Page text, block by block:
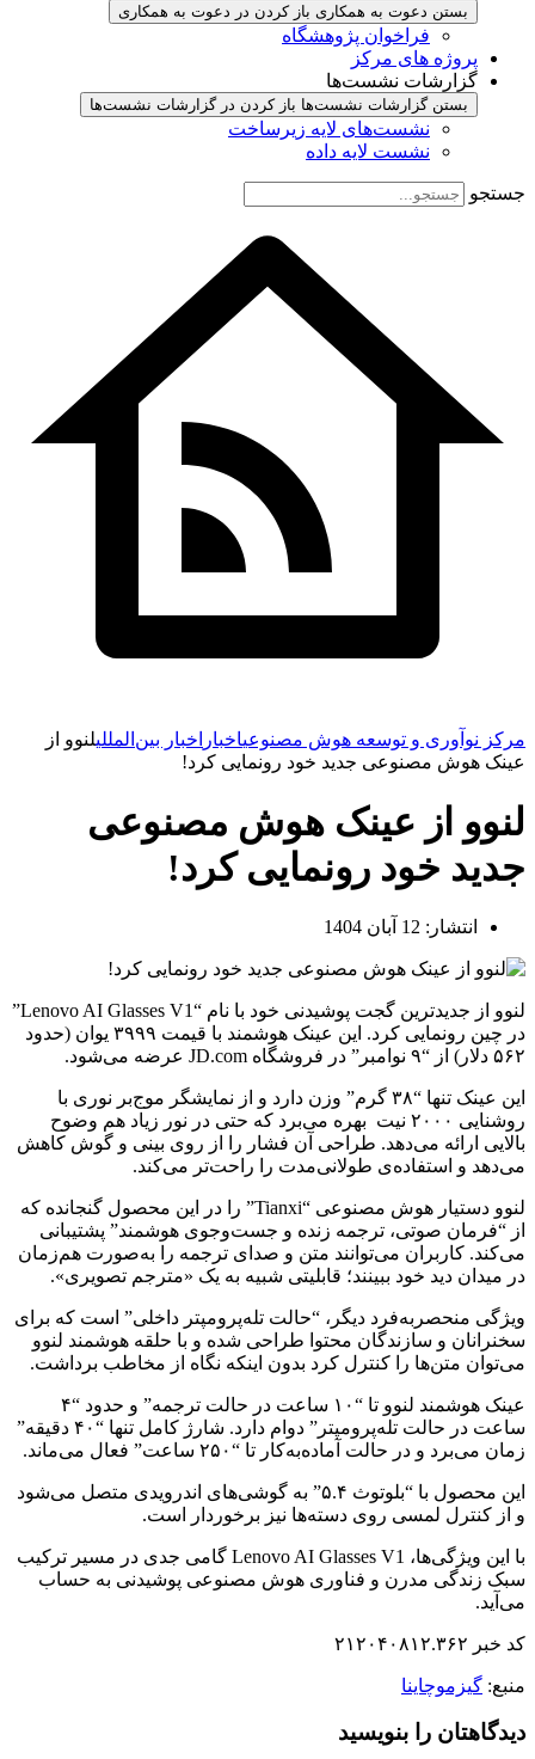
بستن دعوت به همکاری باز کردن در دعوت به همکاری
فراخوان پژوهشگاه
پروژه های مرکز
گزارشات نشست‌ها
بستن گزارشات نشست‌ها باز کردن در گزارشات نشست‌ها
نشست‌‌های لایه زیرساخت
نشست لایه داده
جستجو
مرکز نوآوری و توسعه هوش مصنوعیاخبار اخبار بین‌المللیلنوو از
عینک هوش مصنوعی جدید خود رونمایی کرد!
لنوو از عینک هوش مصنوعی
جدید خود رونمایی کرد!
انتشار: 12 آبان 1404
لنوو از جدیدترین گجت پوشیدنی خود با نام “Lenovo AI Glasses V1”
در چین رونمایی کرد. این عینک هوشمند با قیمت ۳۹۹۹ یوان (حدود
۵۶۲ دلار) از “۹ نوامبر” در فروشگاه JD.com عرضه می‌شود.
این عینک تنها “۳۸ گرم” وزن دارد و از نمایشگر موج‌بر نوری با
روشنایی ۲۰۰۰ نیت بهره می‌برد که حتی در نور زیاد هم وضوح
بالایی ارائه می‌دهد. طراحی آن فشار را از روی بینی و گوش کاهش
می‌دهد و استفاده‌ی طولانی‌مدت را راحت‌تر می‌کند.
لنوو دستیار هوش مصنوعی “Tianxi” را در این محصول گنجانده که
از “فرمان صوتی، ترجمه زنده و جست‌وجوی هوشمند” پشتیبانی
می‌کند. کاربران می‌توانند متن و صدای ترجمه را به‌صورت هم‌زمان
در میدان دید خود ببینند؛ قابلیتی شبیه به یک «مترجم تصویری».
ویژگی منحصربه‌فرد دیگر، “حالت تله‌پرومپتر داخلی” است که برای
سخنرانان و سازندگان محتوا طراحی شده و با حلقه هوشمند لنوو
می‌توان متن‌ها را کنترل کرد بدون اینکه نگاه از مخاطب برداشت.
عینک هوشمند لنوو تا “۱۰ ساعت در حالت ترجمه” و حدود “۴
ساعت در حالت تله‌پرومپتر” دوام دارد. شارژ کامل تنها “۴۰ دقیقه”
زمان می‌برد و در حالت آماده‌به‌کار تا “۲۵۰ ساعت” فعال می‌ماند.
این محصول با “بلوتوث ۵.۴” به گوشی‌های اندرویدی متصل می‌شود
و از کنترل لمسی روی دسته‌ها نیز برخوردار است.
با این ویژگی‌ها، Lenovo AI Glasses V1 گامی جدی در مسیر ترکیب
سبک زندگی مدرن و فناوری هوش مصنوعی پوشیدنی به حساب
می‌آید.
کد خبر ۲۱۲۰۴۰۸۱۲.۳۶۲
منبع: گیزموچاینا
دیدگاهتان را بنویسید